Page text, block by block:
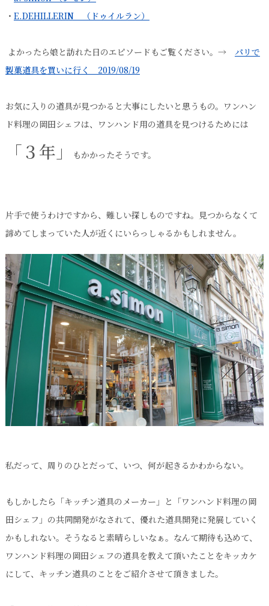
・ E.DEHILLERIN （ドゥイルラン）
よかったら娘と訪れた日のエピソードもご覧ください。→ パリで
製菓道具を買いに行く 2019/08/19
お気に入りの道具が見つかると大事にしたいと思うもの。ワンハン
ド料理の岡田シェフは、ワンハンド用の道具を見つけるためには
「３年」 もかかったそうです。
片手で使うわけですから、難しい探しものですね。見つからなくて
諦めてしまっていた人が近くにいらっしゃるかもしれません。
私だって、周りのひとだって、いつ、何が起きるかわからない。
もしかしたら「キッチン道具のメーカー」と「ワンハンド料理の岡
田シェフ」の共同開発がなされて、優れた道具開発に発展していく
かもしれない。そうなると素晴らしいなぁ。なんて期待も込めて、
ワンハンド料理の岡田シェフの道具を教えて頂いたことをキッカケ
にして、キッチン道具のことをご紹介させて頂きました。